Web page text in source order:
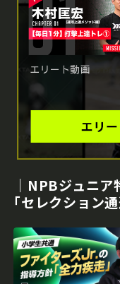
｜NPBジュニ
｢セレクション